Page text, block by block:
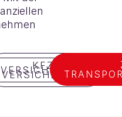
KFZ-
VERSICHERUNG